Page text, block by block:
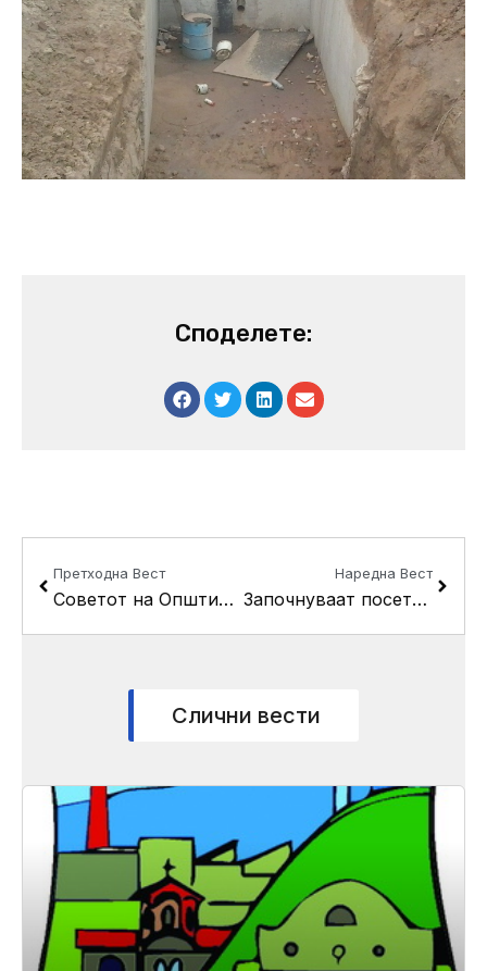
Споделете:
Претходна Вест
Советот на Општина Кисела Вода ќе ја одржи 7-та пленарна седница
Наредна Вест
Започнуваат посетите на месните и урбани заедници
Слични вести